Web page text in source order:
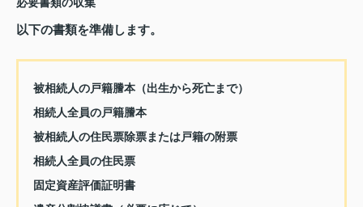
以下の書類を準備します。
被相続人の戸籍謄本（出生から死亡まで）
相続人全員の戸籍謄本
被相続人の住民票除票または戸籍の附票
相続人全員の住民票
固定資産評価証明書